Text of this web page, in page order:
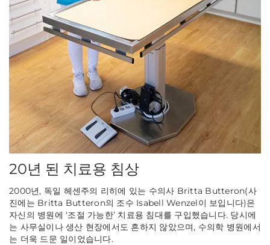
20년 된 치료용 침상
2000년, 독일 헤센주의 리히에 있는 수의사 Britta Butteron(사
진에는 Britta Butteron의 조수 Isabell Wenzel이 보입니다)은
자신의 병원에 ‘조절 가능한’ 치료용 침대를 구입했습니다. 당시에
는 사무실이나 생산 현장에서도 흔하지 않았으며, 수의학 병원에서
는 더욱 드문 일이었습니다.